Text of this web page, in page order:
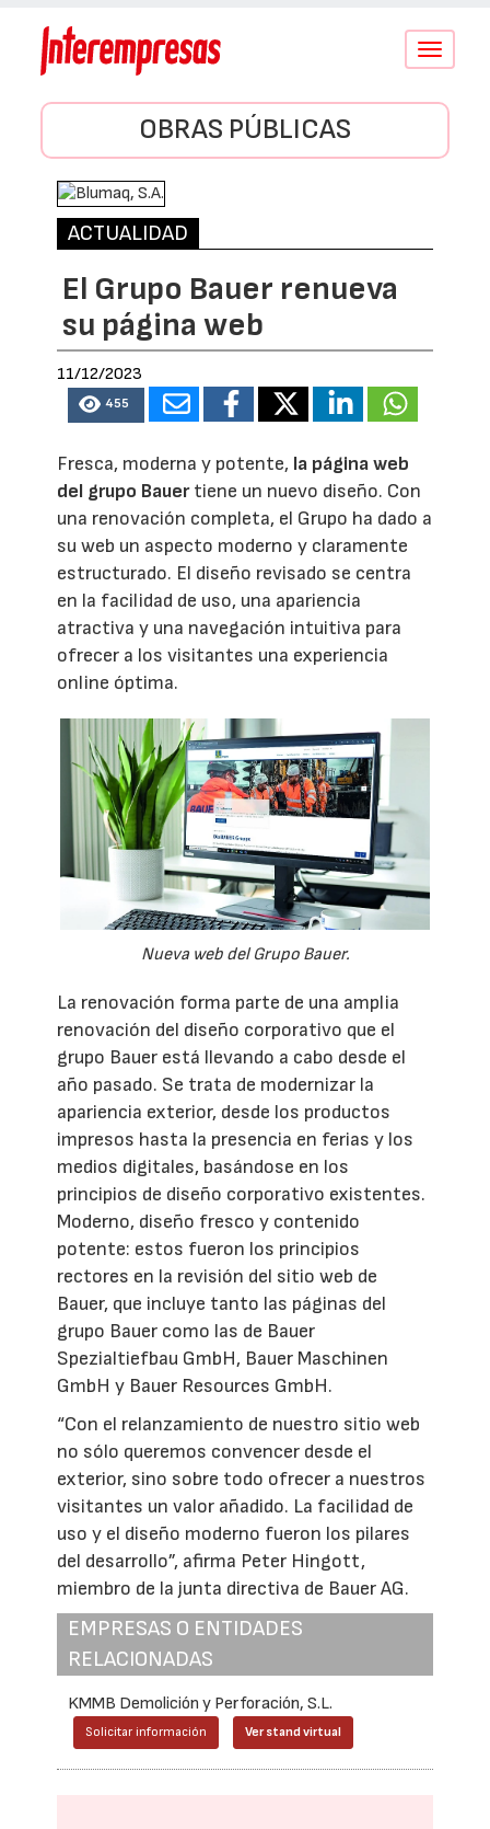
Conmutar
OBRAS PÚBLICAS
ACTUALIDAD
El Grupo Bauer renueva
su página web
11/12/2023
455
Fresca, moderna y potente, la página web
del grupo Bauertiene un nuevo diseño. Con
una renovación completa, el Grupo ha dado a
su web un aspecto moderno y claramente
estructurado. El diseño revisado se centra
en la facilidad de uso, una apariencia
atractiva y una navegación intuitiva para
ofrecer a los visitantes una experiencia
online óptima.
Nueva web del Grupo Bauer.
La renovación forma parte de una amplia
renovación del diseño corporativo que el
grupo Bauer está llevando a cabo desde el
año pasado. Se trata de modernizar la
apariencia exterior, desde los productos
impresos hasta la presencia en ferias y los
medios digitales, basándose en los
principios de diseño corporativo existentes.
Moderno, diseño fresco y contenido
potente: estos fueron los principios
rectores en la revisión del sitio web de
Bauer, que incluye tanto las páginas del
grupo Bauer como las de Bauer
Spezialtiefbau GmbH, Bauer Maschinen
GmbH y Bauer Resources GmbH.
“Con el relanzamiento de nuestro sitio web
no sólo queremos convencer desde el
exterior, sino sobre todo ofrecer a nuestros
visitantes un valor añadido. La facilidad de
uso y el diseño moderno fueron los pilares
del desarrollo”, afirma Peter Hingott,
miembro de la junta directiva de Bauer AG.
EMPRESAS O ENTIDADES
RELACIONADAS
KMMB Demolición y Perforación, S.L.
Solicitar información Ver stand virtual